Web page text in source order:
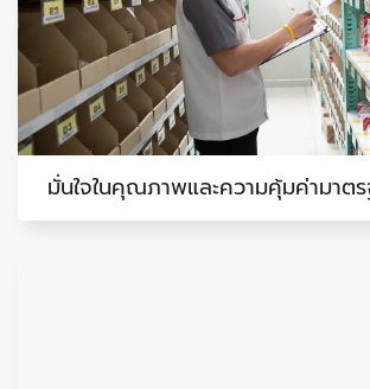
มั่นใจในคุณภาพและความคุ้มค่ามาต